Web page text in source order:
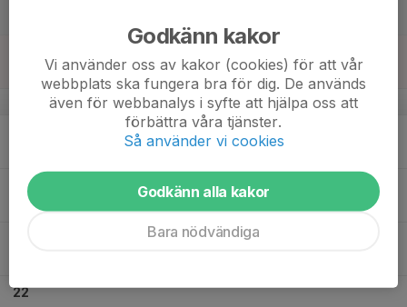
v.43
20
22
Godkänn kakor
Vi använder oss av kakor (cookies) för att vår
webbplats ska fungera bra för dig. De används
även för webbanalys i syfte att hjälpa oss att
förbättra våra tjänster.
Så använder vi cookies
Godkänn alla kakor
Bara nödvändiga